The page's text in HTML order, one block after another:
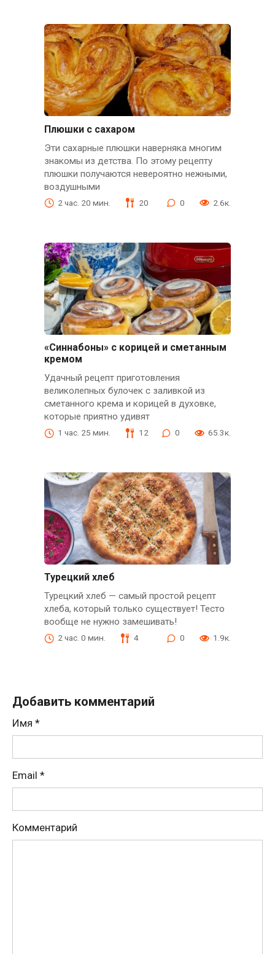
Плюшки с сахаром
Эти сахарные плюшки наверняка многим
знакомы из детства. По этому рецепту
плюшки получаются невероятно нежными,
воздушными
2 час. 20 мин. 20 0 2.6к.
«Синнабоны» с корицей и сметанным
кремом
Удачный рецепт приготовления
великолепных булочек с заливкой из
сметанного крема и корицей в духовке,
которые приятно удивят
1 час. 25 мин. 12 0 65.3к.
Турецкий хлеб
Турецкий хлеб — самый простой рецепт
хлеба, который только существует! Тесто
вообще не нужно замешивать!
2 час. 0 мин. 4 0 1.9к.
Добавить комментарий
Имя *
Email *
Комментарий